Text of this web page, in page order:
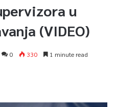
u
(VIDEO)
0 330 1 minute read